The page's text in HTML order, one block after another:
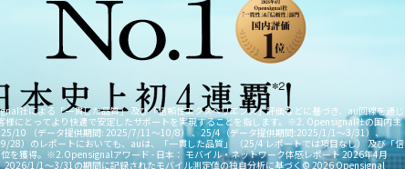
社による「一貫した品質」 及び「信頼性エクスペリエンス」評価などに基づき、au回線を通じ
様にとってより快適で安定したサポートを実現することを指します。※2. Opensignal社の国内主
10 （データ提供期間: 2025/7/11～10/8） 、25/4（データ提供期間:2025/1/1～3/31）、
）のレポートにおいても、auは、「一貫した品質」 （25/4 レポートでは項目なし） 及び「信
を獲得。※2.Opensignalアワード - 日本： モバイル・ネットワーク体感レポート 2026年4月
2026/1/1～3/31の期間に記録されたモバイル測定値の独自分析に基づく© 2026 Opensignal